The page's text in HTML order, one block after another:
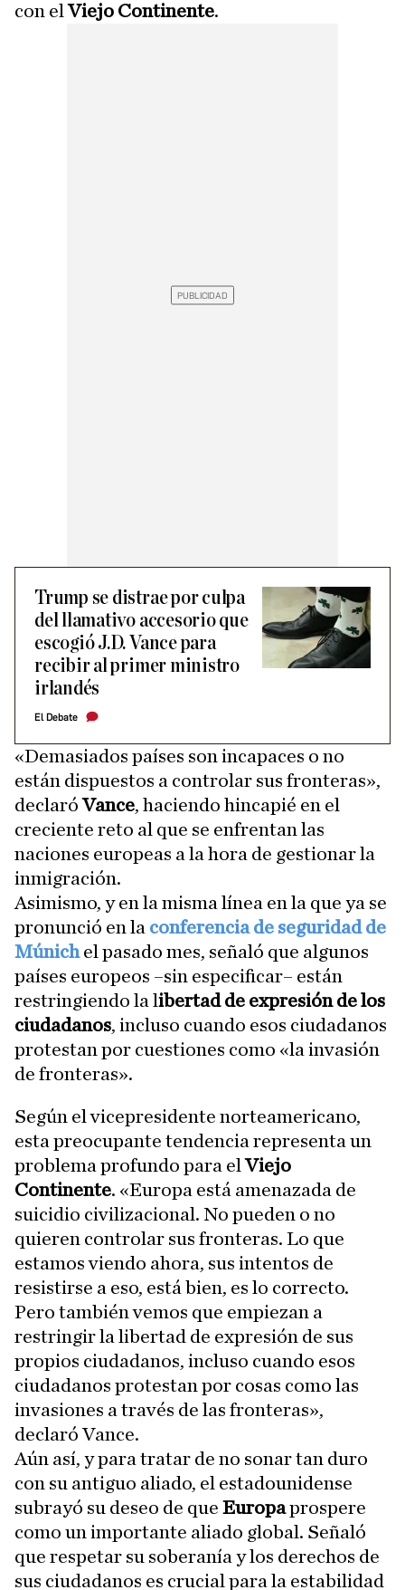
con elViejo Continente.
Trump se distrae por culpa
del llamativo accesorio que
escogió J.D. Vance para
recibir al primer ministro
irlandés
El Debate
«Demasiados países son incapaces o no
están dispuestos a controlar sus fronteras»,
declaróVance, haciendo hincapié en el
creciente reto al que se enfrentan las
naciones europeas a la hora de gestionar la
inmigración.
Asimismo, y en la misma línea en la que ya se
pronunció en la conferencia de seguridad de
Múnichel pasado mes, señaló que algunos
países europeos –sin especificar– están
restringiendo la libertad de expresión de los
ciudadanos, incluso cuando esos ciudadanos
protestan por cuestiones como «la invasión
de fronteras».
Según el vicepresidente norteamericano,
esta preocupante tendencia representa un
problema profundo para elViejo
Continente. «Europa está amenazada de
suicidio civilizacional. No pueden o no
quieren controlar sus fronteras. Lo que
estamos viendo ahora, sus intentos de
resistirse a eso, está bien, es lo correcto.
Pero también vemos que empiezan a
restringir la libertad de expresión de sus
propios ciudadanos, incluso cuando esos
ciudadanos protestan por cosas como las
invasiones a través de las fronteras»,
declaró Vance.
Aún así, y para tratar de no sonar tan duro
con su antiguo aliado, el estadounidense
subrayó su deseo de que Europaprospere
como un importante aliado global. Señaló
que respetar su soberanía y los derechos de
sus ciudadanos es crucial para la estabilidad